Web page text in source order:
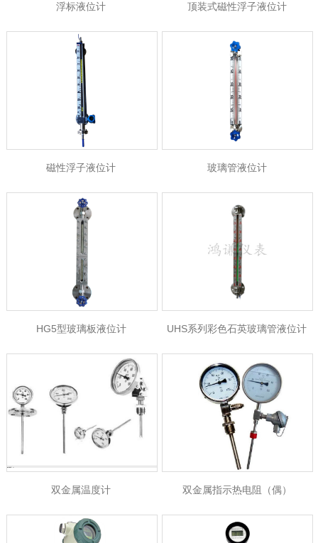
浮标液位计 顶装式磁性浮子液位计
磁性浮子液位计 玻璃管液位计
HG5型玻璃板液位计 UHS系列彩色石英玻璃管液位计
双金属温度计 双金属指示热电阻（偶）